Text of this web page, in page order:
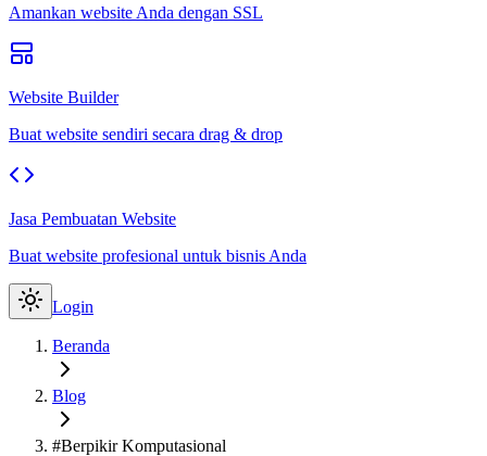
Amankan website Anda dengan SSL
Website Builder
Buat website sendiri secara drag & drop
Jasa Pembuatan Website
Buat website profesional untuk bisnis Anda
Login
Beranda
Blog
#Berpikir Komputasional